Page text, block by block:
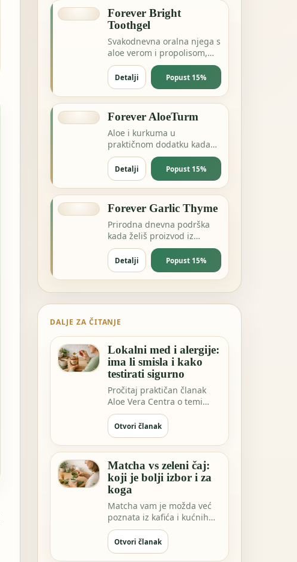
Forever Bright
Toothgel
Svakodnevna oralna njega s
aloe verom i propolisom,
bez nepotrebnog
kompliciranja.
Detalji Popust 15%
Forever AloeTurm
Aloe i kurkuma u
praktičnom dodatku kada
želiš podršku probavi,
zglobovima ili dnevnoj
ravnoteži.
Detalji Popust 15%
Forever Garlic Thyme
Prirodna dnevna podrška
kada želiš proizvod iz
pčelinje ili biljne linije za
energiju i otpornost.
Detalji Popust 15%
DALJE ZA ČITANJE
Lokalni med i alergije:
ima li smisla i kako
testirati sigurno
Pročitaj praktičan članak
Aloe Vera Centra o temi
Lokalni med i alergije: ima li
smisla…
Otvori članak
Matcha vs zeleni čaj:
koji je bolji izbor i za
koga
Matcha vam je možda već
poznata iz kafića i kućnih
rituala. Ali EGCG ekstrakt
sve češće…
Otvori članak